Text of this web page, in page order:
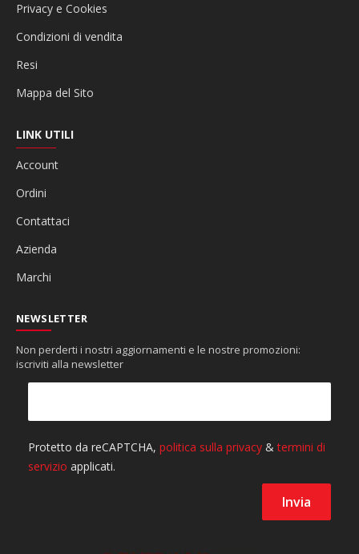
Privacy e Cookies
Condizioni di vendita
Resi
Mappa del Sito
LINK UTILI
Account
Ordini
Contattaci
Azienda
Marchi
NEWSLETTER
Non perderti i nostri aggiornamenti e le nostre promozioni:
iscriviti alla newsletter